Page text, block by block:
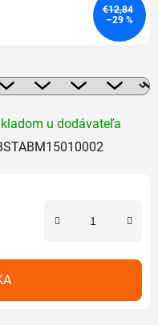
u dodávateľa
€12,84
–29 %